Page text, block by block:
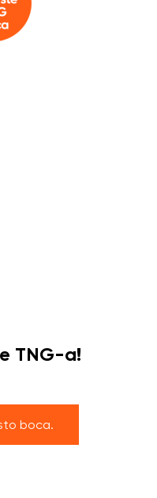
TNG-a!
boca.